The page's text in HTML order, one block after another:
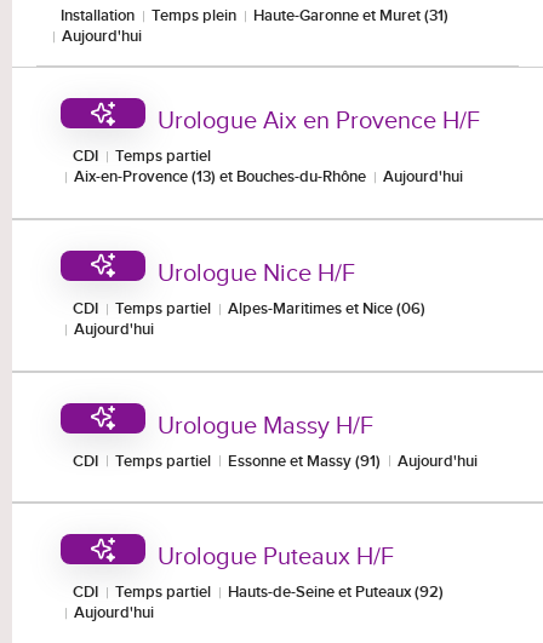
Installation Temps plein
Haute-Garonne et Muret (31)
Aujourd'hui
Urologue Aix en Provence H/F
CDI
Temps partiel
Aix-en-Provence (13) et Bouches-du-Rhône
Aujourd'hui
Urologue Nice H/F
CDI Temps partiel
Alpes-Maritimes et Nice (06)
Aujourd'hui
Urologue Massy H/F
CDI Temps partiel Essonne et Massy (91) Aujourd'hui
Urologue Puteaux H/F
CDI Temps partiel
Hauts-de-Seine et Puteaux (92)
Aujourd'hui